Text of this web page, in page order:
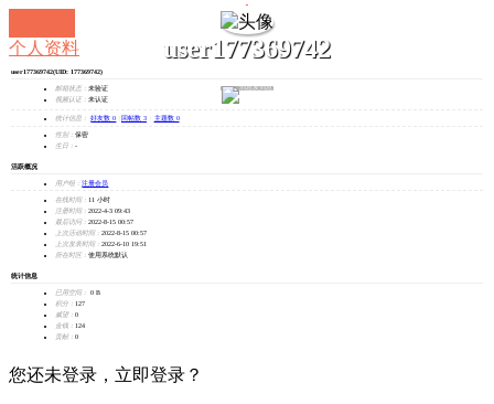
user177369742
发消息
个人资料
user177369742(UID: 177369742)
邮箱状态： 未验证
视频认证： 未认证
统计信息： 好友数 0 回帖数 3 主题数 0
性别： 保密
生日： -
活跃概况
用户组： 注册会员
在线时间： 11 小时
注册时间： 2022-4-3 09:43
最后访问： 2022-8-15 00:57
上次活动时间： 2022-8-15 00:57
上次发表时间： 2022-6-10 19:51
所在时区： 使用系统默认
统计信息
已用空间：
0 B
积分： 127
威望： 0
金钱： 124
贡献： 0
您还未登录，立即登录？